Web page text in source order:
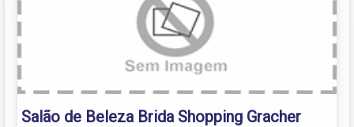
Salão de Beleza Brida Shopping Gracher